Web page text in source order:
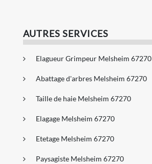
AUTRES SERVICES
Elagueur Grimpeur Melsheim 67270
Abattage d'arbres Melsheim 67270
Taille de haie Melsheim 67270
Elagage Melsheim 67270
Etetage Melsheim 67270
Paysagiste Melsheim 67270